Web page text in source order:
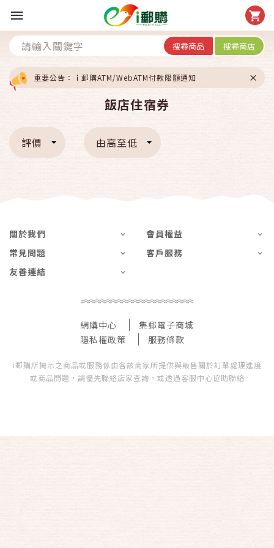
搜尋商品 搜尋商店
重要公告：ｉ郵購ATM/WebATM付款限額通知
飯店住宿券
評價 由高至低
關於我們
會員權益
常見問題
客戶服務
友善連結
網購中心
集郵電子商城
隱私權政策
服務條款
i郵購所揭示之商品或服務係由各該商家所提供與販售關於訂單處理進度
或商品問題，請優先聯絡店家查詢，或透過客服中心協助聯絡